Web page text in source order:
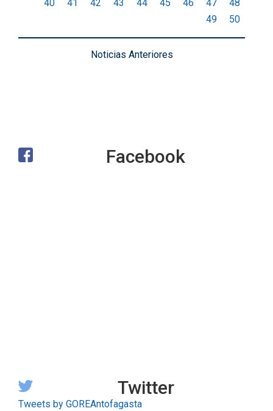
40
41 42 43 44 45 46 47
48
49
50
Noticias Anteriores
Facebook
Twitter
Tweets by GOREAntofagasta